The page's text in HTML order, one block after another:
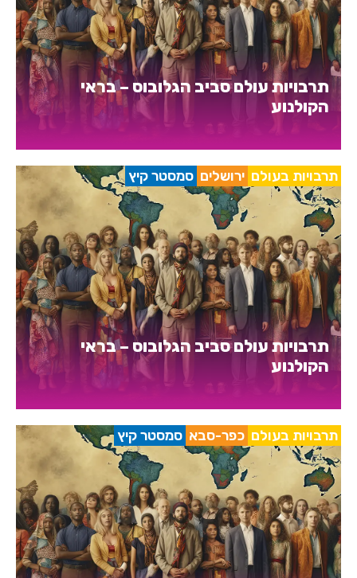
תרבויות עולם סביב הגלובוס – בראי
הקולנוע
תרבויות בעולם ירושלים סמסטר קיץ
תרבויות עולם סביב הגלובוס – בראי
הקולנוע
תרבויות בעולם כפר-סבא סמסטר קיץ